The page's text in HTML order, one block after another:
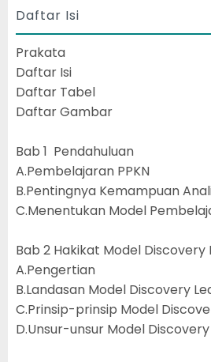
Daftar Isi
Prakata
Daftar Isi
Daftar Tabel
Daftar Gambar
Bab 1 Pendahuluan
A.Pembelajaran PPKN
B.Pentingnya Kemampuan
C.Menentukan Model
Bab 2 Hakikat Model Discovery
A.Pengertian
B.Landasan Model Discovery
C.Prinsip-prinsip Model
D.Unsur-unsur Model